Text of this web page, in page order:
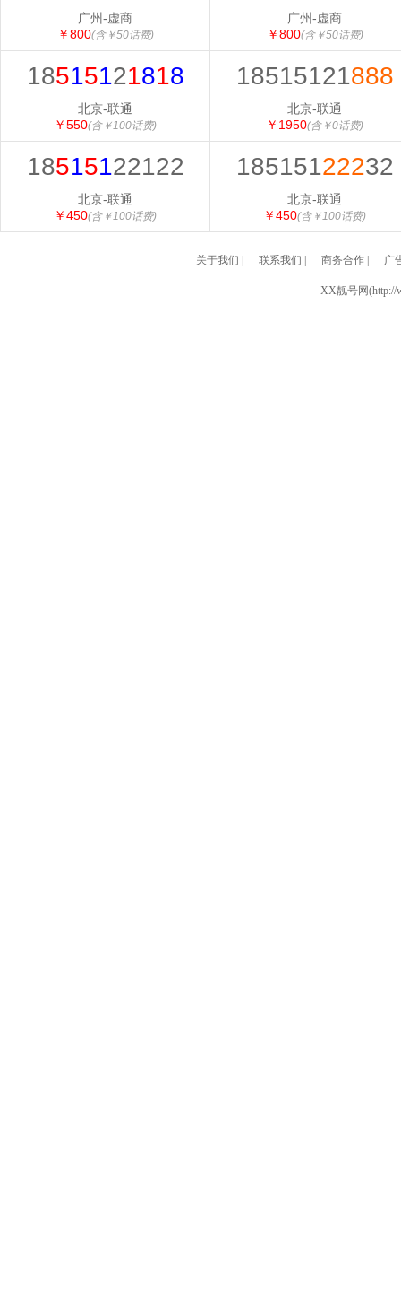
广州-虚商
￥800(含￥50话费)
广州-虚商
￥800(含￥50话费)
18515121818
北京-联通
￥550(含￥100话费)
18515121888
北京-联通
￥1950(含￥0话费)
18515122122
北京-联通
￥450(含￥100话费)
18515122232
北京-联通
￥450(含￥100话费)
关于我们 联系我们 商务合作| 广
XX靓号网(http://